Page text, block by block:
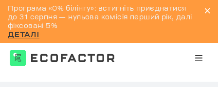
Програма «0% білінгу»: встигніть приєднатися
до 31 серпня — нульова комісія перший рік, далі
фіксовані 5%
ДЕТАЛІ